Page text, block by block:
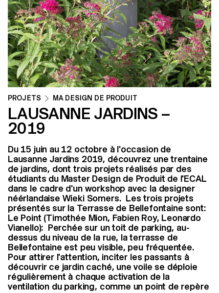
PROJETS MA DESIGN DE PRODUIT
LAUSANNE JARDINS –
2019
Du 15 juin au 12 octobre à l'occasion de
Lausanne Jardins 2019, découvrez une trentaine
de jardins, dont trois projets réalisés par des
étudiants du Master Design de Produit de l'ECAL
dans le cadre d'un workshop avec la designer
néérlandaise Wieki Somers. Les trois projets
présentés sur la Terrasse de Bellefontaine sont:
Le Point (Timothée Mion, Fabien Roy, Leonardo
Vianello): Perchée sur un toit de parking, au-
dessus du niveau de la rue, la terrasse de
Bellefontaine est peu visible, peu fréquentée.
Pour attirer l'attention, inciter les passants à
découvrir ce jardin caché, une voile se déploie
régulièrement à chaque activation de la
ventilation du parking, comme un point de repère